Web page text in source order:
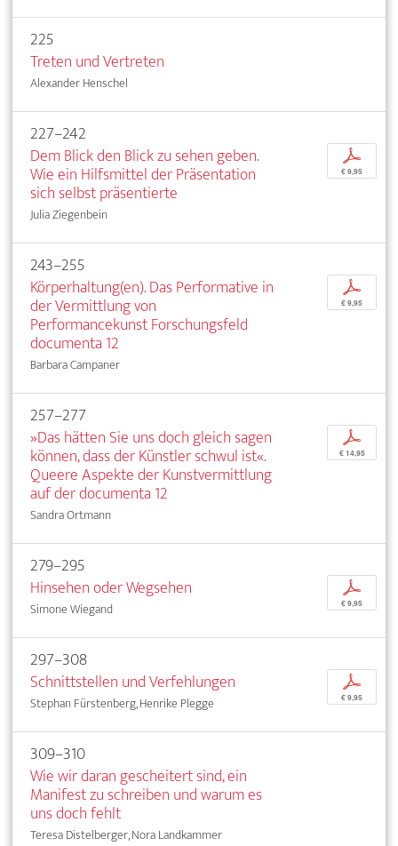
225
Treten und Vertreten
Alexander Henschel
227–242
Dem Blick den Blick zu sehen geben.
Wie ein Hilfsmittel der Präsentation
sich selbst präsentierte
Julia Ziegenbein
p
€ 9,95
243–255
Körperhaltung(en). Das Performative in
der Vermittlung von
Performancekunst Forschungsfeld
documenta 12
Barbara Campaner
p
€ 9,95
257–277
»Das hätten Sie uns doch gleich sagen
können, dass der Künstler schwul ist«.
Queere Aspekte der Kunstvermittlung
auf der documenta 12
Sandra Ortmann
p
€ 14,95
279–295
Hinsehen oder Wegsehen
Simone Wiegand
p
€ 9,95
297–308
Schnittstellen und Verfehlungen
Stephan Fürstenberg, Henrike Plegge
p
€ 9,95
309–310
Wie wir daran gescheitert sind, ein
Manifest zu schreiben und warum es
uns doch fehlt
Teresa Distelberger, Nora Landkammer